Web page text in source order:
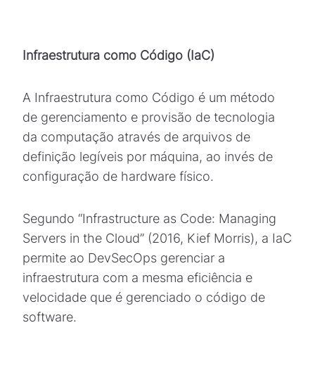
Infraestrutura como Código (IaC)
A Infraestrutura como Código é um método
de gerenciamento e provisão de tecnologia
da computação através de arquivos de
definição legíveis por máquina, ao invés de
configuração de hardware físico.
Segundo “Infrastructure as Code: Managing
Servers in the Cloud” (2016, Kief Morris), a IaC
permite ao DevSecOps gerenciar a
infraestrutura com a mesma eficiência e
velocidade que é gerenciado o código de
software.